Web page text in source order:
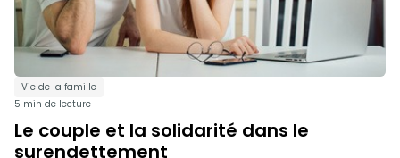
Vie de la famille
5 min de lecture
Le couple et la solidarité dans le
surendettement